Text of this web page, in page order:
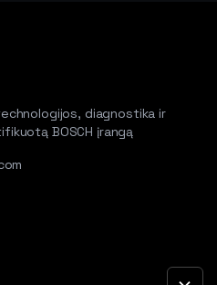
diagnostika ir
BOSCH įrangą